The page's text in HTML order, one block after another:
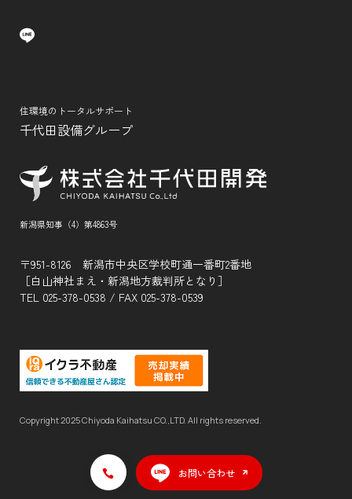
お問い合わせ
住環境のトータルサポート
千代田設備グループ
新潟県知事（4）第4863号
〒951-8126 新潟市中央区学校町通一番町2番地
［白山神社まえ・新潟地方裁判所となり］
TEL 025-378-0538 / FAX 025-378-0539
Copyright 2025 Chiyoda Kaihatsu CO.,LTD. All rights reserved.